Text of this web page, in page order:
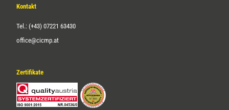
Kontakt
Tel.: (+43) 07221 63430
office@cicmp.at
Zertifikate